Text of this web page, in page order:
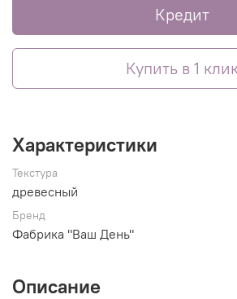
Кредит
Купить в 1 клик
Характеристики
Текстура
древесный
Бренд
Фабрика "Ваш День"
Описание